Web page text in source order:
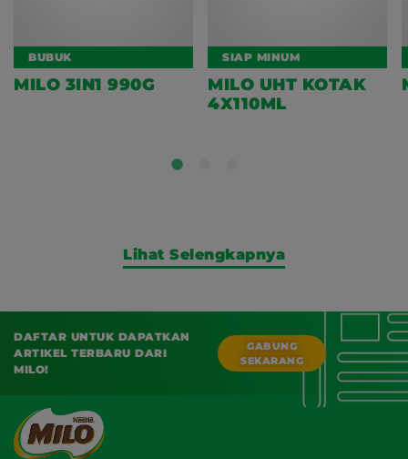
BUBUK
MILO 3IN1 990G
SIAP MINUM
MILO UHT KOTAK
4X110ML
Lihat Selengkapnya
DAFTAR UNTUK DAPATKAN
ARTIKEL TERBARU DARI
MILO!
GABUNG
SEKARANG